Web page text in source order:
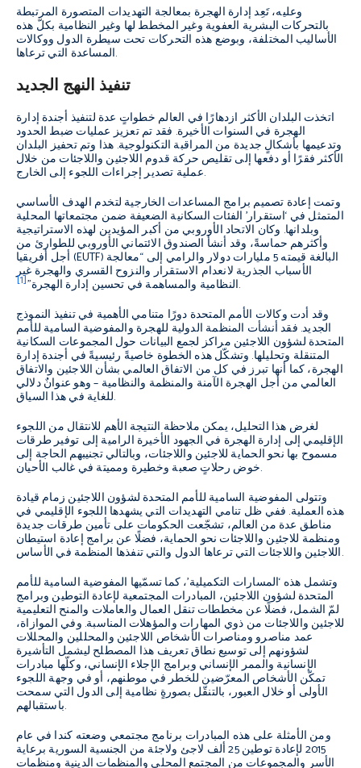
وعليه، تَعِد إدارة الهجرة بمعالجة التهديدات المتصورة المرتبطة
بالتحركات البشرية العفوية وغير المخطط لها وغير النظامية بكلّ هذه
الأساليب المختلفة، وبوضع هذه التحركات تحت سيطرة الدول ووكالات
المساعدة التي ترعاها.
تنفيذ النهج الجديد
اتخذت البلدان الأكثر ازدهارًا في العالم خطواتٍ عدة لتنفيذ أجندة إدارة
الهجرة في السنوات الأخيرة. فقد تم تعزيز عمليات ضبط الحدود
وتدعيمها بأشكالٍ جديدة من المراقبة التكنولوجية. هذا وتم تحفيز البلدان
الأكثر فقرًا أو دفعها إلى تقليص حركة قدوم اللاجئين واللاجئات من خلال
عملية تصدير إجراءات اللجوء إلى الخارج.
وتمت إعادة تصميم برامج المساعدات الخارجية لتخدم الهدف الأساسي
المتمثل في ‘استقرار’ الفئات السكانية الضعيفة ضمن مجتمعاتها المحلية
وبلدانها. وكان الاتحاد الأوروبي من أكبر المؤيدين لهذه الاستراتيجية
وأكثرهم حماسةً، وقد أنشأ الصندوق الائتماني الأوروبي للطوارئ من
أجل أفريقيا (EUTF) البالغة قيمته 5 مليارات دولار والرامي إلى “معالجة
الأسباب الجذرية لانعدام الاستقرار والنزوح القسري والهجرة غير
النظامية والمساهمة في تحسين إدارة الهجرة”[1]
.
وقد أدت وكالات الأمم المتحدة دورًا متنامي الأهمية في تنفيذ النموذج
الجديد. فقد أنشأت المنظمة الدولية للهجرة والمفوضية السامية للأمم
المتحدة لشؤون اللاجئين مراكز لجمع البيانات حول المجموعات السكانية
المتنقلة وتحليلها. وتشكّل هذه الخطوة خاصيةً رئيسيةً في أجندة إدارة
الهجرة، كما أنها تبرز في كل من الاتفاق العالمي بشأن اللاجئين والاتفاق
العالمي من أجل الهجرة الآمنة والمنظمة والنظامية – وهو عنوانٌ دلالي
للغاية في هذا السياق.
لغرض هذا التحليل، يمكن ملاحظة النتيجة الأهم للانتقال من اللجوء
الإقليمي إلى إدارة الهجرة في الجهود الأخيرة الرامية إلى توفير طرقات
مسموح بها نحو الحماية للاجئين واللاجئات، وبالتالي تجنيبهم الحاجة إلى
خوض رحلاتٍ صعبة وخطيرة ومميتة في غالب الأحيان.
وتتولى المفوضية السامية للأمم المتحدة لشؤون اللاجئين زمام قيادة
هذه العملية. ففي ظل تنامي التهديدات التي يشهدها اللجوء الإقليمي في
مناطق عدة من العالم، تشجّعت الحكومات على تأمين طرقات جديدة
ومنظمة للاجئين واللاجئات نحو الحماية، فضلًا عن برامج إعادة استيطان
اللاجئين واللاجئات التي ترعاها الدول والتي تنفذها المنظمة في الأساس.
وتشمل هذه ‘المسارات التكميلية’، كما تسمّيها المفوضية السامية للأمم
المتحدة لشؤون اللاجئين، المبادرات المجتمعية لإعادة التوطين وبرامج
لمّ الشمل، فضلًا عن مخططات تنقل العمال والعاملات والمنح التعليمية
للاجئين واللاجئات من ذوي المهارات والمؤهلات المناسبة. وفي الموازاة،
عمد مناصرو ومناصرات الأشخاص اللاجئين والمحللين والمحللات
لشؤونهم إلى توسيع نطاق تعريف هذا المصطلح ليشمل التأشيرة
الإنسانية والممر الإنساني وبرامج الإجلاء الإنساني، وكلّها مبادرات
تمكّن الأشخاص المعرّضين للخطر في موطنهم، أو في وجهة اللجوء
الأولى أو خلال العبور، بالتنقّل بصورةٍ نظامية إلى الدول التي سمحت
باستقبالهم.
ومن الأمثلة على هذه المبادرات برنامج مجتمعي وضعته كندا في عام
2015 لإعادة توطين 25 ألف لاجئ ولاجئة من الجنسية السورية برعاية
الأسر والمجموعات من المجتمع المحلي والمنظمات الدينية ومنظمات